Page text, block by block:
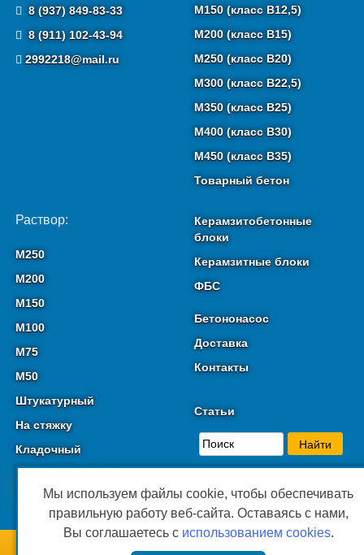
8 (937) 849-83-33
8 (911) 102-43-94
2992218@mail.ru
М150 (класс B12,5)
М200 (класс B15)
М250 (класс B20)
М300 (класс B22,5)
М350 (класс B25)
М400 (класс B30)
М450 (класс B35)
Товарный бетон
Раствор:
М250
М200
М150
М100
М75
М50
Штукатурный
На стяжку
Кладочный
Керамзитобетонные
блоки
Керамзитные блоки
ФБС
Бетононасос
Доставка
Контакты
Статьи
Мы используем файлы cookie, чтобы обеспечивать
правильную работу веб-сайта. Оставаясь с нами,
Вы соглашаетесь с использованием cookies.